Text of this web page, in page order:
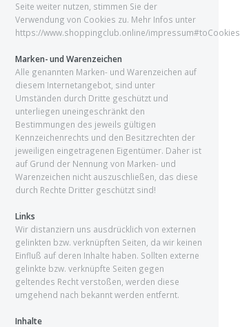
Seite weiter nutzen, stimmen Sie der
Verwendung von Cookies zu. Mehr Infos unter
https://www.shoppingclub.online/impressum#toCookies
Marken- und Warenzeichen
Alle genannten Marken- und Warenzeichen auf
diesem Internetangebot, sind unter
Umständen durch Dritte geschützt und
unterliegen uneingeschränkt den
Bestimmungen des jeweils gültigen
Kennzeichenrechts und den Besitzrechten der
jeweiligen eingetragenen Eigentümer. Daher ist
auf Grund der Nennung von Marken- und
Warenzeichen nicht auszuschließen, das diese
durch Rechte Dritter geschützt sind!
Links
Wir distanziern uns ausdrücklich von externen
gelinkten bzw. verknüpften Seiten, da wir keinen
Einfluß auf deren Inhalte haben. Sollten externe
gelinkte bzw. verknüpfte Seiten gegen
geltendes Recht verstoßen, werden diese
umgehend nach bekannt werden entfernt.
Inhalte